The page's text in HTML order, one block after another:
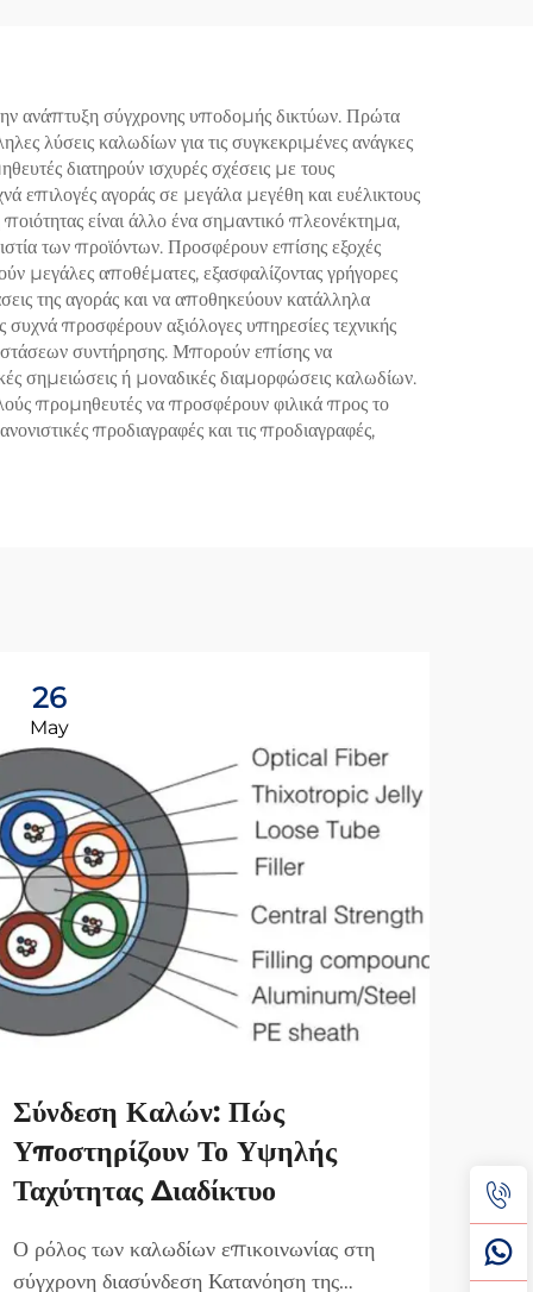
ανάπτυξη σύγχρονης υποδομής δικτύων. Πρώτα
λύσεις καλωδίων για τις συγκεκριμένες ανάγκες
διατηρούν ισχυρές σχέσεις με τους
επιλογές αγοράς σε μεγάλα μεγέθη και ευέλικτους
είναι άλλο ένα σημαντικό πλεονέκτημα,
των προϊόντων. Προσφέρουν επίσης εξοχές
μεγάλες αποθέματες, εξασφαλίζοντας γρήγορες
της αγοράς και να αποθηκεύουν κατάλληλα
προσφέρουν αξιόλογες υπηρεσίες τεχνικής
συντήρησης. Μπορούν επίσης να
σημειώσεις ή μοναδικές διαμορφώσεις καλωδίων.
προμηθευτές να προσφέρουν φιλικά προς το
προδιαγραφές και τις προδιαγραφές,
26
May
Σύνδεση Καλών: Πώς
Υποστηρίζουν Το Υψηλής
Ταχύτητας Διαδίκτυο
Ο ρόλος των καλωδίων επικοινωνίας στη
σύγχρονη διασύνδεση Κατανόηση της